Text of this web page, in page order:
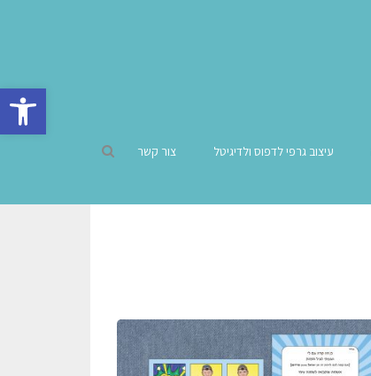
פתח
עיצוב גרפי לדפוס ולדיגיטל צור קשר